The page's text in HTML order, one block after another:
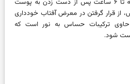
علاوه بر این، مهم است که تا ۶ ساعت پس از دست زدن به پوست
از قرار گرفتن در معرض آفتاب خودداری
حاوی ترکیبات حساس به نور است که
شود.